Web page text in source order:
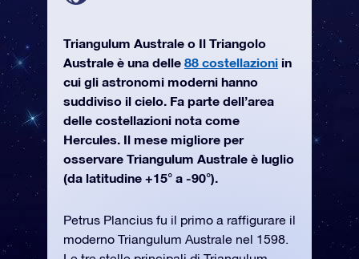
Triangulum Australe o Il Triangolo
Australe è una delle 88 costellazioni in
cui gli astronomi moderni hanno
suddiviso il cielo. Fa parte dell’area
delle costellazioni nota come
Hercules. Il mese migliore per
osservare Triangulum Australe è luglio
(da latitudine +15° a -90°).
Petrus Plancius fu il primo a raffigurare il
moderno Triangulum Australe nel 1598.